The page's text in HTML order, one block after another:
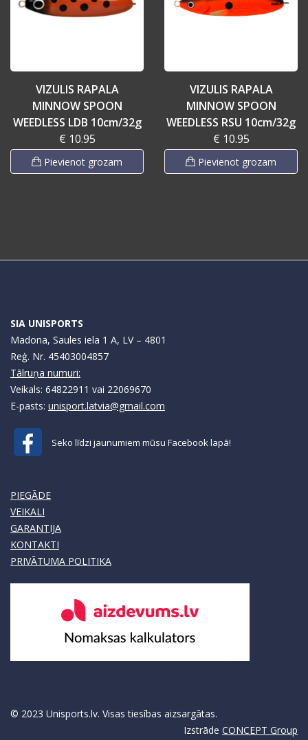
VIZULIS RAPALA
MINNOW SPOON
WEEDLESS LDB 10cm/32g
€ 10.95
Pievienot grozam
VIZULIS RAPALA
MINNOW SPOON
WEEDLESS RSU 10cm/32g
€ 10.95
Pievienot grozam
SIA UNISPORTS
Madona, Saules iela 1 A, LV – 4801
Reģ. Nr. 45403004857
Tālruņa numuri:
Veikals: 64822911 vai 22069670
E-pasts: unisport.latvia@gmail.com
Seko līdzi jaunumiem mūsu Facebook lapā!
PIEGĀDE
VEIKALI
GARANTIJA
KONTAKTI
PRIVĀTUMA POLITIKA
© 2023 Unisports.lv. Visas tiesības aizsargātas.
Izstrāde CONCEPT Group